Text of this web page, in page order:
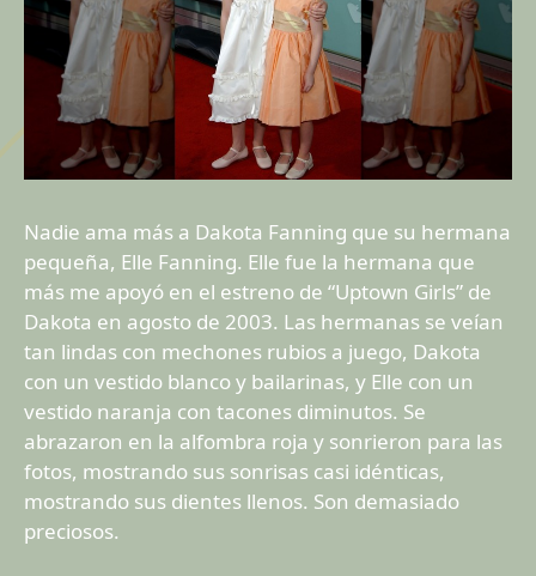
Nadie ama más a Dakota Fanning que su hermana
pequeña, Elle Fanning. Elle fue la hermana que
más me apoyó en el estreno de “Uptown Girls” de
Dakota en agosto de 2003. Las hermanas se veían
tan lindas con mechones rubios a juego, Dakota
con un vestido blanco y bailarinas, y Elle con un
vestido naranja con tacones diminutos. Se
abrazaron en la alfombra roja y sonrieron para las
fotos, mostrando sus sonrisas casi idénticas,
mostrando sus dientes llenos. Son demasiado
preciosos.